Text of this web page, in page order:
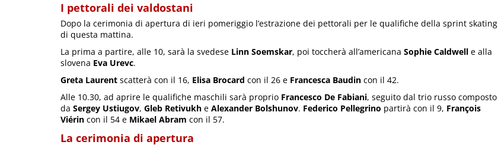
I pettorali dei valdostani
Dopo la cerimonia di apertura di ieri pomeriggio l’estrazione dei pettorali per le qualifiche della sprint skating
di questa mattina.
La prima a partire, alle 10, sarà la svedese Linn Soemskar, poi toccherà all’americana Sophie Caldwell e alla
slovena Eva Urevc.
Greta Laurent scatterà con il 16, Elisa Brocard con il 26 e Francesca Baudin con il 42.
Alle 10.30, ad aprire le qualifiche maschili sarà proprio Francesco De Fabiani, seguito dal trio russo composto
da Sergey Ustiugov, Gleb Retivukh e Alexander Bolshunov. Federico Pellegrino partirà con il 9, François
Viérin con il 54 e Mikael Abram con il 57.
La cerimonia di apertura